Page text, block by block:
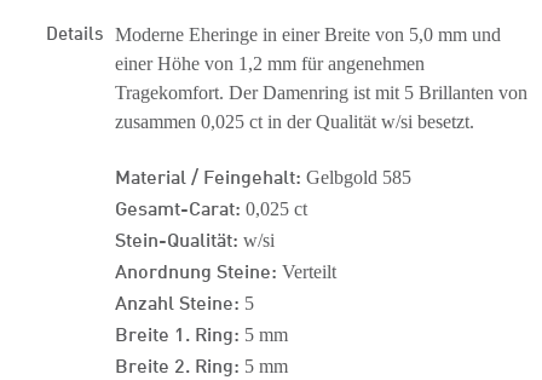
Details Moderne Eheringe in einer Breite von 5,0 mm und
einer Höhe von 1,2 mm für angenehmen
Tragekomfort. Der Damenring ist mit 5 Brillanten von
zusammen 0,025 ct in der Qualität w/si besetzt.
Material / Feingehalt: Gelbgold 585
Gesamt-Carat: 0,025 ct
Stein-Qualität: w/si
Anordnung Steine: Verteilt
Anzahl Steine: 5
Breite 1. Ring: 5 mm
Breite 2. Ring: 5 mm